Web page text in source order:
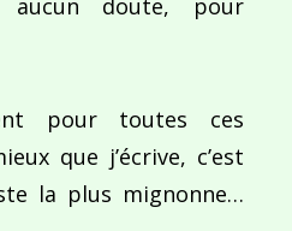
aucun doute, pour
pour toutes ces
que j’écrive, c’est
la plus mignonne…